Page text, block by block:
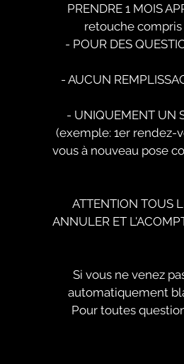
PRENDRE 1 MOIS
retouche
- POUR DES
- AUCUN
- UNIQUEMENT UN
(exemple: 1er rendez-
vous à nouveau pose
ATTENTION TOUS
ANNULER ET
Si vous ne venez
automatiquement
Pour toutes